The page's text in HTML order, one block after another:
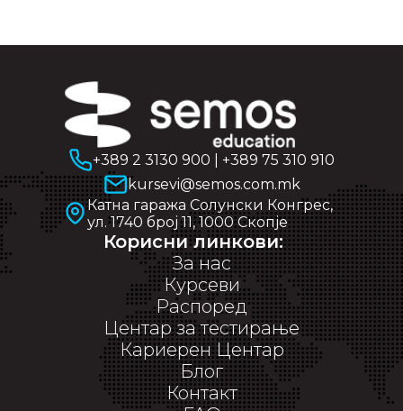
+389 2 3130 900
+389 75 310 910
kursevi@semos.com.mk
Катна гаража Солунски Конгрес,
ул. 1740 број 11, 1000 Скопје
Корисни линкови:
За нас
Курсеви
Распоред
Центар за тестирање
Кариерен Центар
Блог
Контакт